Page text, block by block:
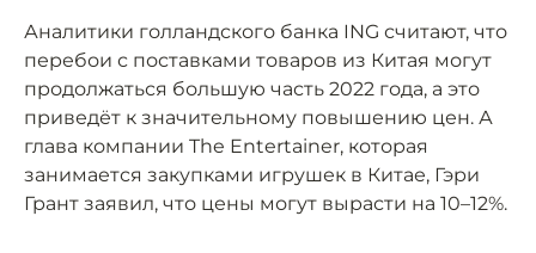
Аналитики голландского банка ING считают, что
перебои с поставками товаров из Китая могут
продолжаться большую часть 2022 года, а это
приведёт к значительному повышению цен. А
глава компании The Entertainer, которая
занимается закупками игрушек в Китае, Гэри
Грант заявил, что цены могут вырасти на 10–12%.